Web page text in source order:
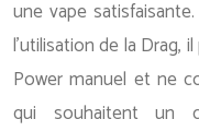
une vape
l’utilisation de la
Power manuel et ne
qui souhaitent un